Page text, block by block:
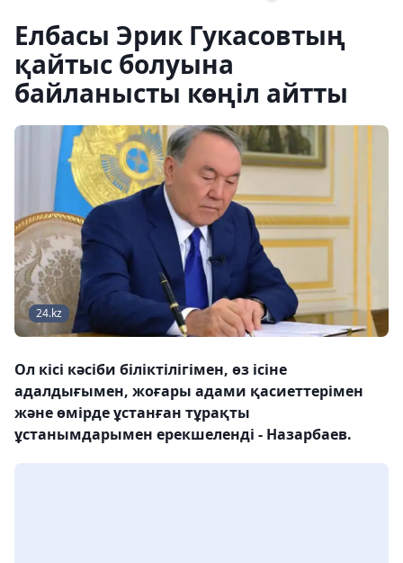
Елбасы Эрик Гукасовтың
қайтыс болуына
байланысты көңіл айтты
24.kz
Ол кісі кәсіби біліктілігімен, өз ісіне
адалдығымен, жоғары адами қасиеттерімен
және өмірде ұстанған тұрақты
ұстанымдарымен ерекшеленді - Назарбаев.